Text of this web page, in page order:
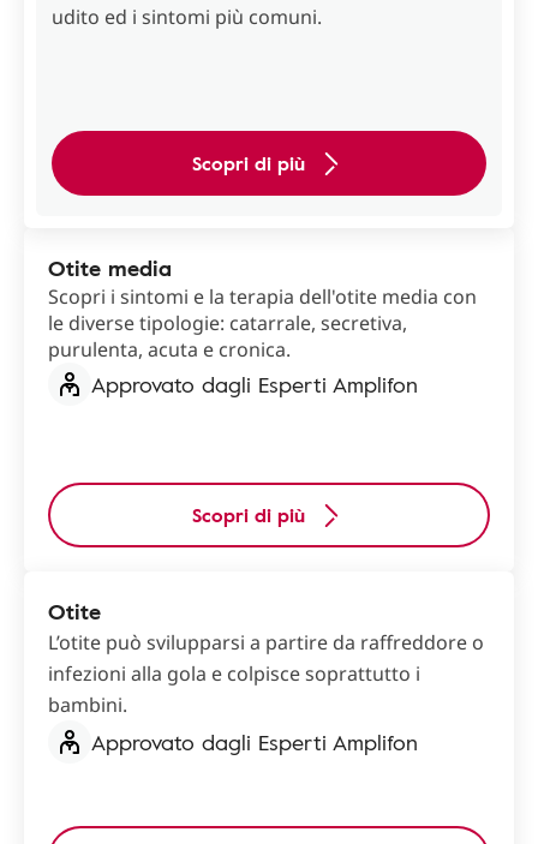
udito ed i sintomi più comuni.
Scopri di più
Otite media
Scopri i sintomi e la terapia dell'otite media con
le diverse tipologie: catarrale, secretiva,
purulenta, acuta e cronica.
Approvato dagli Esperti Amplifon
Scopri di più
Otite
L’otite può svilupparsi a partire da raffreddore o
infezioni alla gola e colpisce soprattutto i
bambini.
Approvato dagli Esperti Amplifon